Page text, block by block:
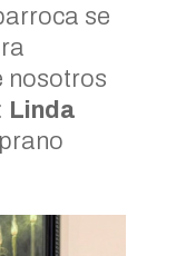
se
nosotros
Linda